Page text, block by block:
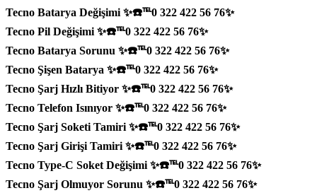
Tecno Batarya Değişimi ✨☎️℡0 322 422 56 76✨
Tecno Pil Değişimi ✨☎️℡0 322 422 56 76✨
Tecno Batarya Sorunu ✨☎️℡0 322 422 56 76✨
Tecno Şişen Batarya ✨☎️℡0 322 422 56 76✨
Tecno Şarj Hızlı Bitiyor ✨☎️℡0 322 422 56 76✨
Tecno Telefon Isınıyor ✨☎️℡0 322 422 56 76✨
Tecno Şarj Soketi Tamiri ✨☎️℡0 322 422 56 76✨
Tecno Şarj Girişi Tamiri ✨☎️℡0 322 422 56 76✨
Tecno Type-C Soket Değişimi ✨☎️℡0 322 422 56 76✨
Tecno Şarj Olmuyor Sorunu ✨☎️℡0 322 422 56 76✨